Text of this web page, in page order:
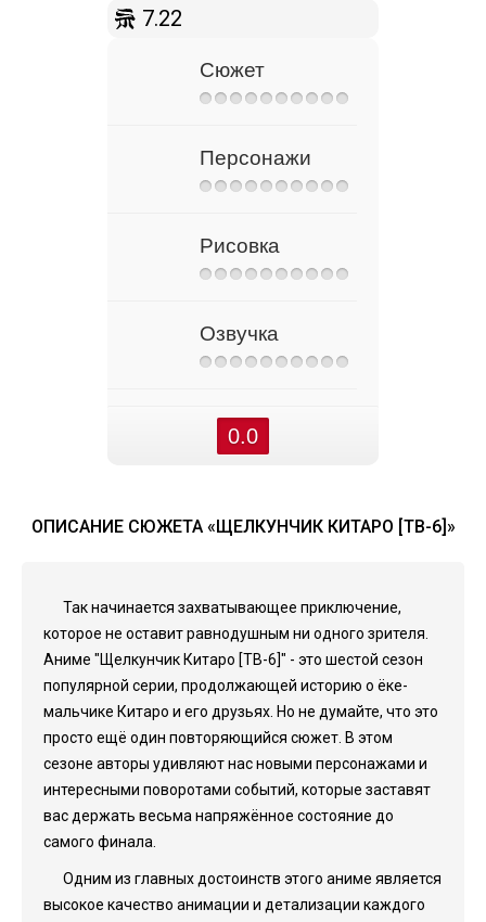
7.22
Сюжет
Персонажи
Рисовка
Озвучка
0.0
ОПИСАНИЕ СЮЖЕТА «ЩЕЛКУНЧИК КИТАРО [ТВ-6]»
Так начинается захватывающее приключение,
которое не оставит равнодушным ни одного зрителя.
Аниме "Щелкунчик Китаро [ТВ-6]" - это шестой сезон
популярной серии, продолжающей историю о ёке-
мальчике Китаро и его друзьях. Но не думайте, что это
просто ещё один повторяющийся сюжет. В этом
сезоне авторы удивляют нас новыми персонажами и
интересными поворотами событий, которые заставят
вас держать весьма напряжённое состояние до
самого финала.
Одним из главных достоинств этого аниме является
высокое качество анимации и детализации каждого